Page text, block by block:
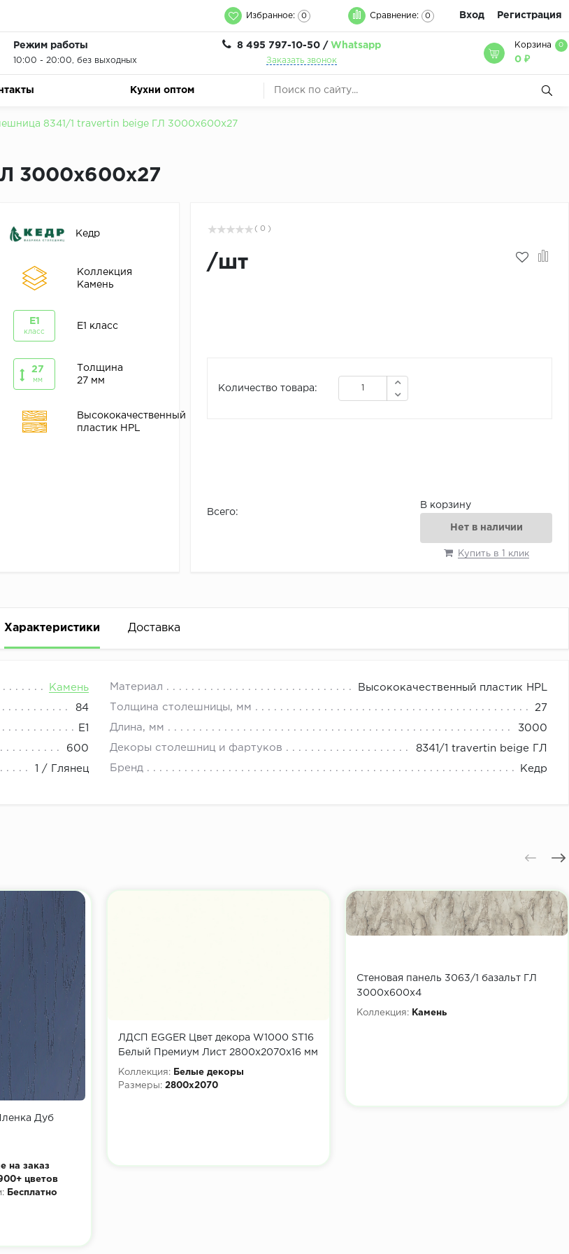
Избранное: 0 Сравнение: 0 Вход Регистрация
Режим работы
10:00 - 20:00, без выходных
8 495 797-10-50 / Whatsapp
Заказать звонок
Корзина 0
0 ₽
Кухни оптом
8341/1 travertin beige ГЛ 3000х600х27
3000х600х27
Кедр
Коллекция
Камень
E1
класс
E1 класс
27
мм
Толщина
27 мм
Высококачественный
пластик HPL
( 0 )
/шт
Количество товара:
Всего:
В корзину
Нет в наличии
Купить в 1 клик
Характеристики Доставка
Камень Материал Высококачественный пластик HPL
84 Толщина столешницы, мм 27
E1 Длина, мм 3000
600 Декоры столешниц и фартуков 8341/1 travertin beige ГЛ
1 / Глянец Бренд Кедр
Дуб
на заказ
цветов
Бесплатно
ЛДСП EGGER Цвет декора W1000 ST16
Белый Премиум Лист 2800x2070х16 мм
Коллекция:
Белые декоры
Размеры: 2800x2070
Стеновая панель 3063/1 базальт ГЛ
3000х600х4
Коллекция: Камень